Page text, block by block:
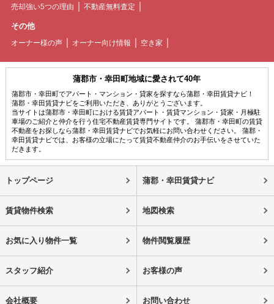
売却強い5つの理由 不動産無料査定
その他
オーナー様の声 オーナー向け情報 空き家
蒲郡市・幸田町地域に愛されて40年
蒲郡市・幸田町でアパート・マンション・貸家を探すなら蒲郡・幸田賃貸ナビ！
蒲郡・幸田賃貸ナビをご利用いただき、ありがとうございます。
当サイトは蒲郡市・幸田町における賃貸アパート・賃貸マンション・貸家・月極駐
車場のご紹介と仲介を行う住宅不動産賃貸専門サイトです。 蒲郡市・幸田町の賃貸
不動産をお探しなら蒲郡・幸田賃貸ナビでお気軽にお問い合わせください。 蒲郡・
幸田賃貸ナビでは、お客様の立場にたって賃貸不動産仲介のお手伝いをさせていた
だきます。
トップページ 蒲郡・幸田賃貸ナビ
賃貸物件検索 地図検索
お気に入り物件一覧 物件閲覧履歴
スタッフ紹介 お客様の声
会社概要 お問い合わせ